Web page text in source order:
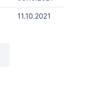
11.10.2021